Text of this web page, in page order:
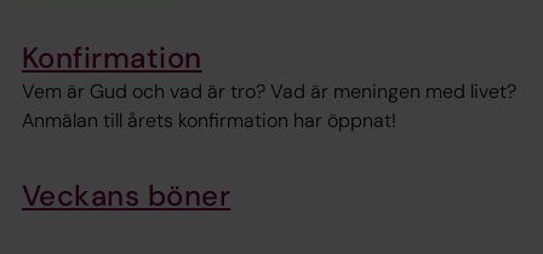
Konfirmation
Vem är Gud och vad är tro? Vad är meningen med livet?
Anmälan till årets konfirmation har öppnat!
Veckans böner